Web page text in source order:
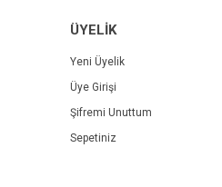
ÜYELİK
Yeni Üyelik
Üye Girişi
Şifremi Unuttum
Sepetiniz